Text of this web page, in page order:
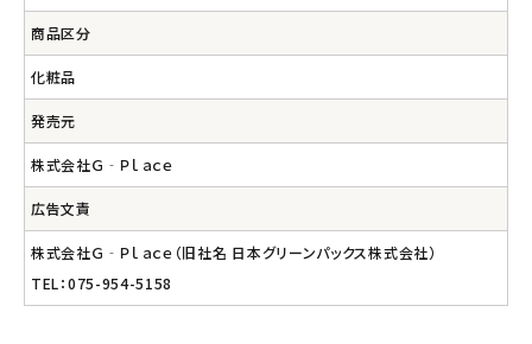
商品区分
化粧品
発売元
株式会社Ｇ‐Ｐｌａｃｅ
広告文責
株式会社Ｇ‐Ｐｌａｃｅ（旧社名 日本グリーンパックス株式会社）
TEL：075-954-5158